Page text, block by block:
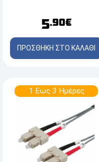
5.90€
ΠΡΟΣΘΗΚΗ ΣΤΟ ΚΑΛΑΘΙ
1 Εώς 3 Ημέρες